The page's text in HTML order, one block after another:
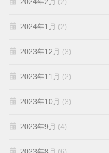
2024年2月 (2)
2024年1月 (2)
2023年12月 (3)
2023年11月 (2)
2023年10月 (3)
2023年9月 (4)